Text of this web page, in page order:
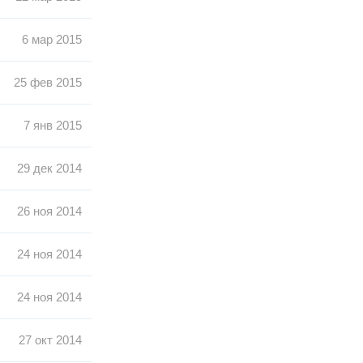
6 мар 2015
25 фев 2015
7 янв 2015
29 дек 2014
26 ноя 2014
24 ноя 2014
24 ноя 2014
27 окт 2014